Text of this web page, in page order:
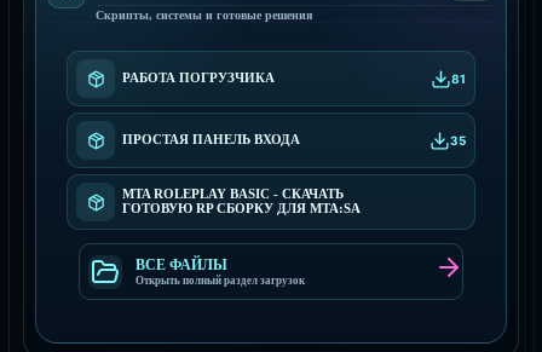
Скрипты, системы и готовые решения
РАБОТА ПОГРУЗЧИКА 81
ПРОСТАЯ ПАНЕЛЬ ВХОДА 35
MTA ROLEPLAY BASIC - СКАЧАТЬ
ГОТОВУЮ RP СБОРКУ ДЛЯ MTA:SA
ВСЕ ФАЙЛЫ
Открыть полный раздел загрузок